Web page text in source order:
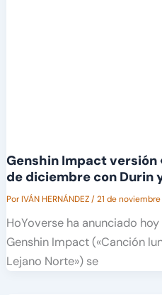
Genshin Impact versión
de diciembre con Durin
PorIVÁN HERNÁNDEZ/21 de
HoYoverse ha anunciado
Genshin Impact («Canción
Lejano Norte») se